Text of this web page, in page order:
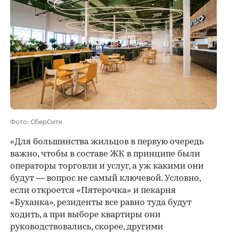
Фото: СберСити
«Для большинства жильцов в первую очередь
важно, чтобы в составе ЖК в принципе были
операторы торговли и услуг, а уж какими они
будут — вопрос не самый ключевой. Условно,
если откроется «Пятерочка» и пекарня
«Буханка», резиденты все равно туда будут
ходить, а при выборе квартиры они
руководствовались, скорее, другими